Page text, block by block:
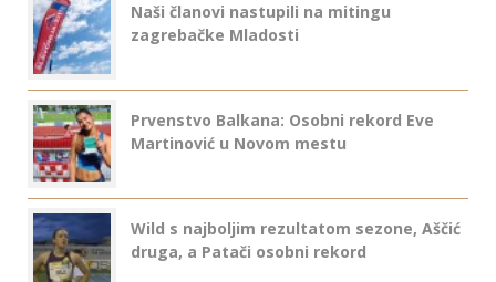
Naši članovi nastupili na mitingu
zagrebačke Mladosti
Prvenstvo Balkana: Osobni rekord Eve
Martinović u Novom mestu
Wild s najboljim rezultatom sezone, Aščić
druga, a Patači osobni rekord